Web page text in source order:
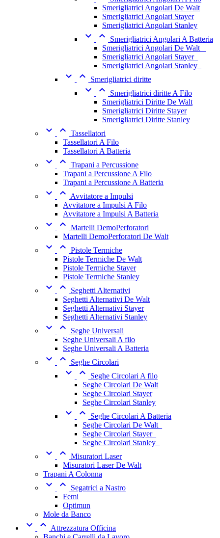
Smerigliatrici Angolari De Walt
Smerigliatrici Angolari Stayer
Smerigliatrici Angolari Stanley
 
Smerigliatrici Angolari A Batteria
Smerigliatrici Angolari De Walt _
Smerigliatrici Angolari Stayer_
Smerigliatrici Angolari Stanley_
  Smerigliatrici diritte
 
Smerigliatrici diritte A Filo
Smerigliatrici Diritte De Walt
Smerigliatrici Diritte Stayer
Smerigliatrici Diritte Stanley
  Tassellatori
Tassellatori A Filo
Tassellatori A Batteria
  Trapani a Percussione
Trapani a Percussione A Filo
Trapani a Percussione A Batteria
  Avvitatore a Impulsi
Avvitatore a Impulsi A Filo
Avvitatore a Impulsi A Batteria
  Martelli DemoPerforatori
Martelli DemoPerforatori De Walt
  Pistole Termiche
Pistole Termiche De Walt
Pistole Termiche Stayer
Pistole Termiche Stanley
 
Seghetti Alternativi
Seghetti Alternativi De Walt
Seghetti Alternativi Stayer
Seghetti Alternativi Stanley
 
Seghe Universali
Seghe Universali A filo
Seghe Universali A Batteria
  Seghe Circolari
 
Seghe Circolari A filo
Seghe Circolari De Walt
Seghe Circolari Stayer
Seghe Circolari Stanley
 
Seghe Circolari A Batteria
Seghe Circolari De Walt_
Seghe Circolari Stayer_
Seghe Circolari Stanley_
  Misuratori Laser
Misuratori Laser De Walt
Trapani A Colonna
 
Segatrici a Nastro
Femi
Optimun
Mole da Banco
  Attrezzatura Officina